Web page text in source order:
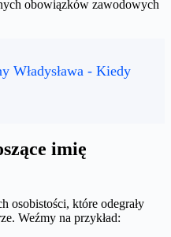
obowiązków zawodowych
Władysława - Kiedy
imię
osobistości, które odegrały
Weźmy na przykład: